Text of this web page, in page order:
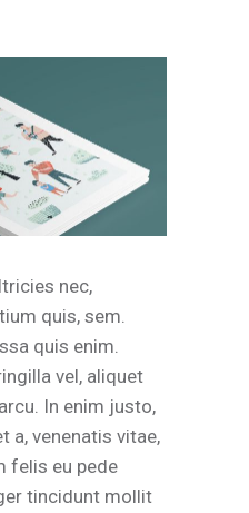
nec,
quis, sem.
quis enim.
vel, aliquet
In enim justo,
a, venenatis vitae,
felis eu pede
tincidunt mollit